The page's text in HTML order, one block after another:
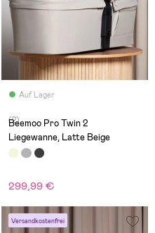
Auf Lager
(2)
Beemoo Pro Twin 2
Liegewanne, Latte Beige
299,99 €
Versandkostenfrei